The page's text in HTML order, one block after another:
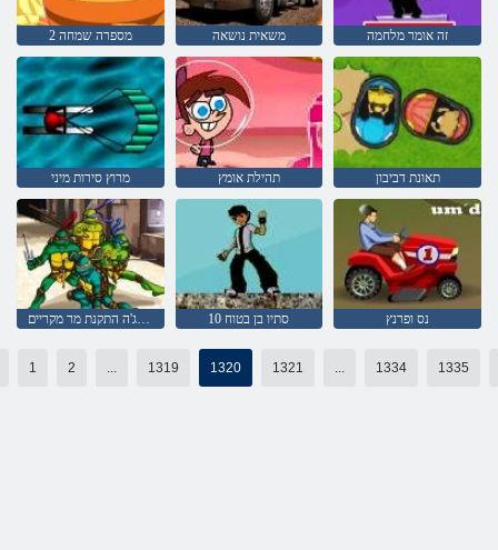
מספרה שמחה 2 משאית נושאה זה אומר מלחמה
מרוץ סירות מיני תהילת אומץ תאונת דביבון
צבי הנינג'ה התקנת מר מקריים 10 סתיו בן בטוח נס ופרנץ
1 2 ... 1319 1320 1321 ... 1334 1335